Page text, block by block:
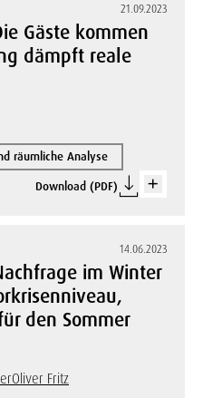
21.09.2023
Gäste kommen
dämpft reale
räumliche Analyse
Download (PDF)
14.06.2023
im Winter
den Sommer
Oliver Fritz